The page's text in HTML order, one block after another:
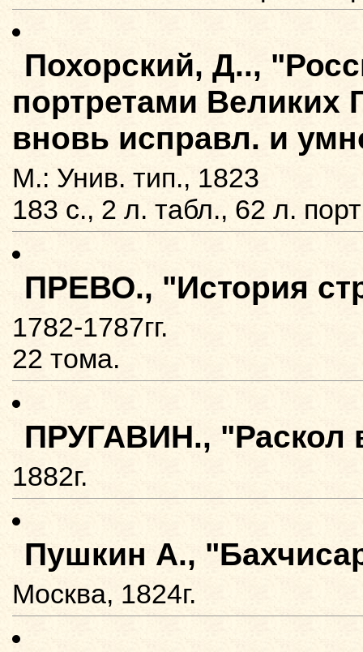
Похорский, Д..,
портретами Великих
вновь исправл. и
М.: Унив. тип., 1823
183 с., 2 л. табл., 62 л.
ПРЕВО., "История
1782-1787гг.
22 тома.
ПРУГАВИН., "Раскол
1882г.
Пушкин А.,
Москва, 1824г.